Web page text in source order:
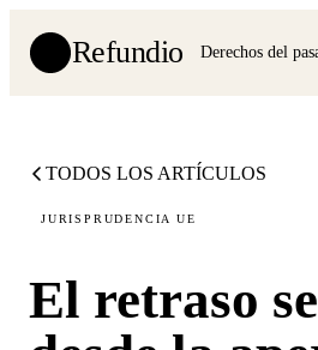
Refundio Derechos del
TODOS LOS ARTÍCULOS
JURISPRUDENCIA UE
El retraso